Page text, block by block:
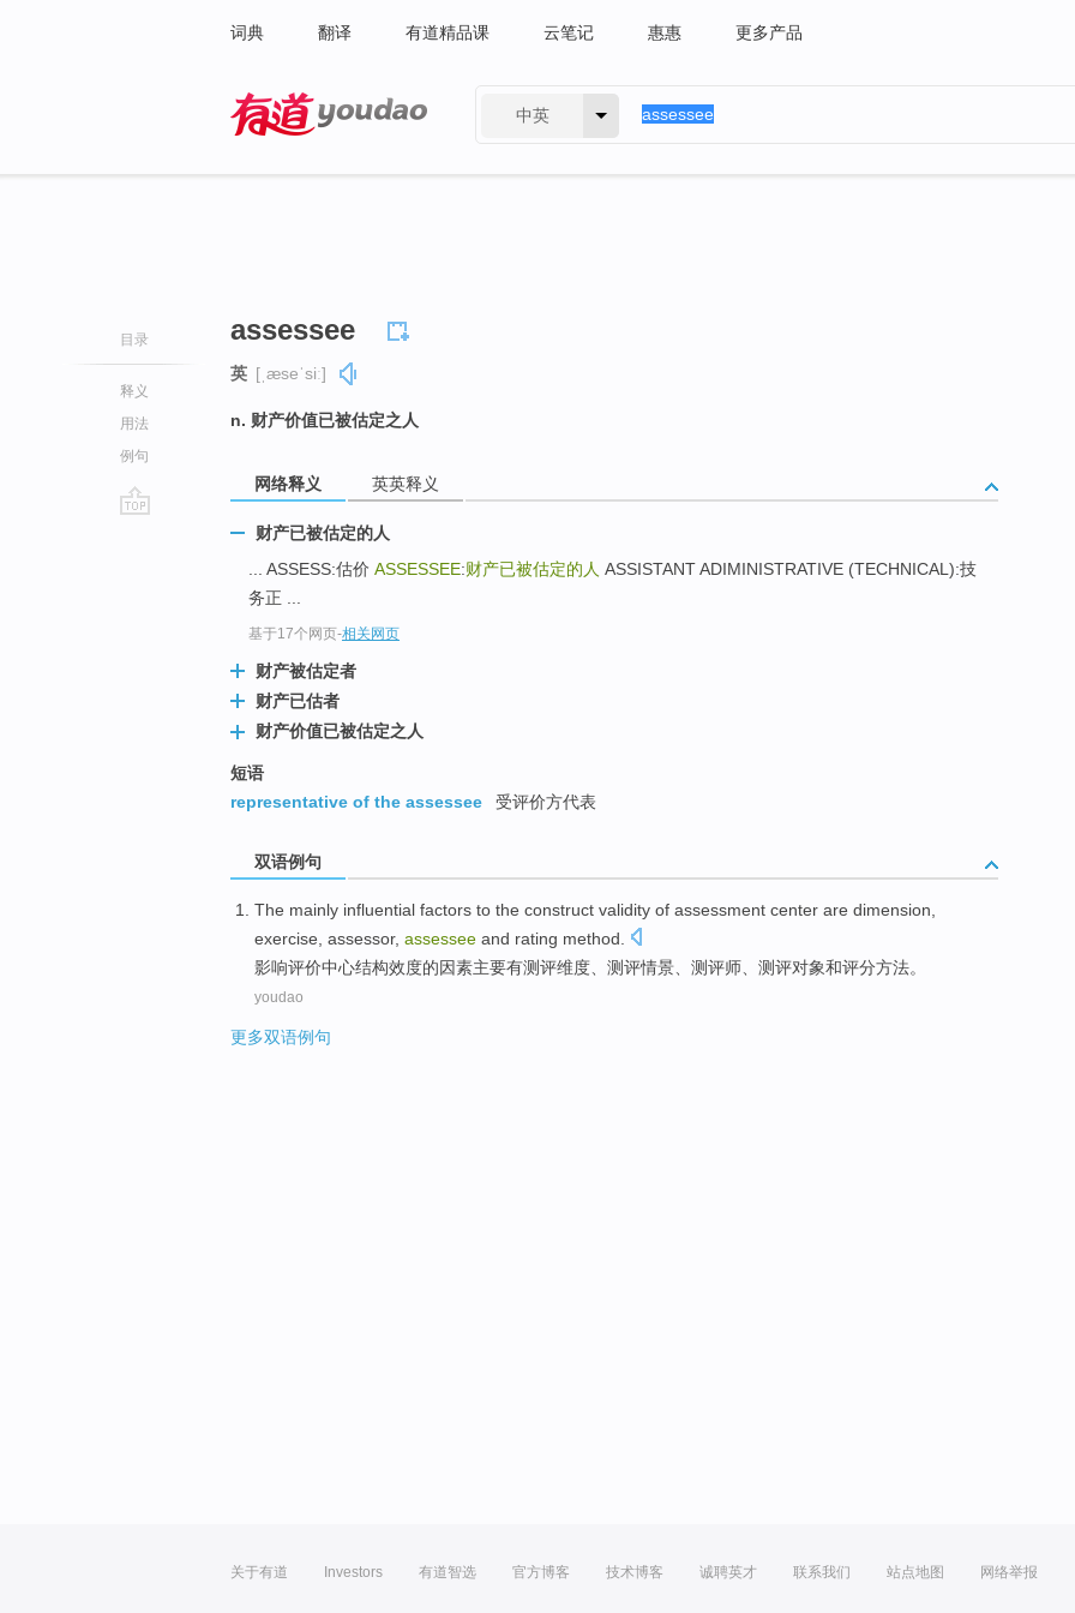
词典 翻译 有道精品课 云笔记 惠惠 更多产品
中英
目录
释义
用法
例句
assessee
英 [ˌæseˈsiː]
n. 财产价值已被估定之人
网络释义 英英释义
财产已被估定的人
... ASSESS:估价 ASSESSEE:财产已被估定的人 ASSISTANT ADIMINISTRATIVE (TECHNICAL):技
务正 ...
基于17个网页-相关网页
财产被估定者
财产已估者
财产价值已被估定之人
短语
representative of the assessee
受评价方代表
双语例句
The mainly influential factors to the construct validity of assessment center are dimension
exercise, assessor, assessee and rating method
影响评价中心结构效度的因素主要有测评维度 、测评情景、测评师、测评对象和评分方法。
youdao
更多双语例句
关于有道 Investors 有道智选 官方博客 技术博客 诚聘英才 联系我们 站点地图 网络举报